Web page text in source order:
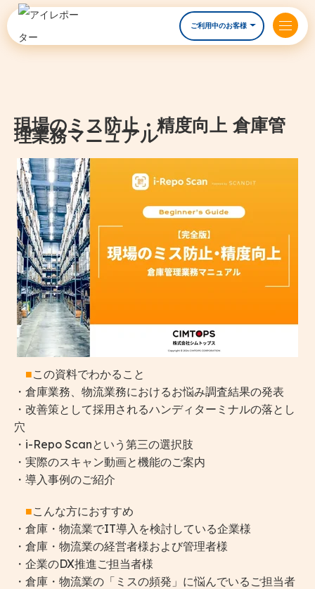
ご利用中のお客様
現場のミス防止・精度向上 倉庫管
理業務マニュアル
■この資料でわかること
・倉庫業務、物流業務におけるお悩み調査結果の発表
・改善策として採用されるハンディターミナルの落とし
穴
・i-Repo Scanという第三の選択肢
・実際のスキャン動画と機能のご案内
・導入事例のご紹介
■こんな方におすすめ
・倉庫・物流業でIT導入を検討している企業様
・ 倉庫・物流業の経営者様および管理者様
・企業のDX推進ご担当者様
・倉庫・物流業の「ミスの頻発」に悩んでいるご担当者